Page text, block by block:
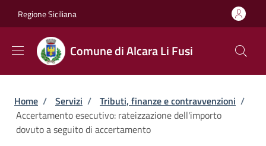
Regione Siciliana
Comune di Alcara Li Fusi
Briciole di pane
Home / Servizi / Tributi, finanze e contravvenzioni /
Accertamento esecutivo: rateizzazione dell'importo
dovuto a seguito di accertamento